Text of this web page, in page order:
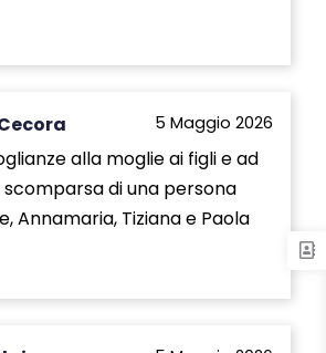
5 Maggio 2026
alla moglie ai figli e ad
di una persona
Annamaria, Tiziana e Paola